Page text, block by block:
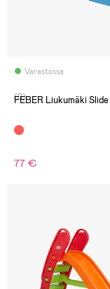
Varastossa
(0)
FEBER Liukumäki Slide
77 €